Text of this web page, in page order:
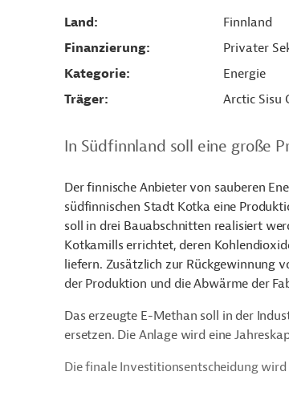
Land
Finnland
Finanzierung
Privater
Kategorie
Energie
Träger
Arctic Sisu
In Südfinnland soll eine große
Der finnische Anbieter von sauberen
südfinnischen Stadt Kotka eine
soll in drei Bauabschnitten realisiert
Kotkamills errichtet, deren
liefern. Zusätzlich zur Rückgewinnung
der Produktion und die Abwärme der
Das erzeugte E-Methan soll in der
ersetzen. Die Anlage wird eine
Die finale Investitionsentscheidung